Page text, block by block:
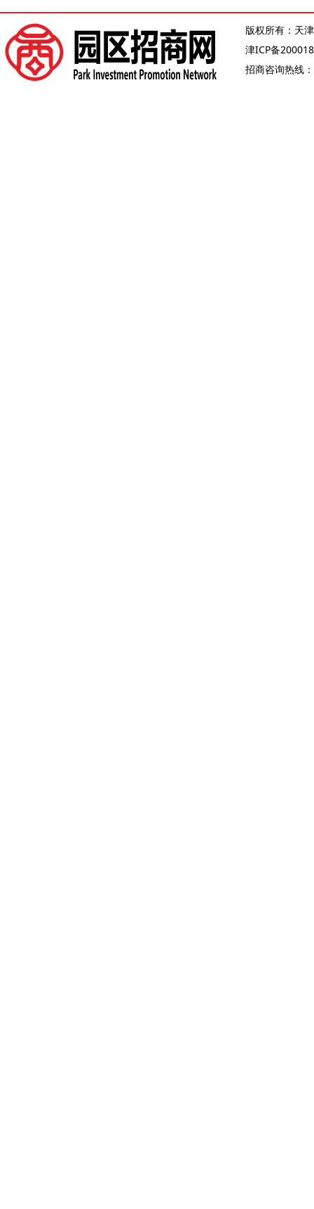
版权所有：天
津ICP备
招商咨询热线：